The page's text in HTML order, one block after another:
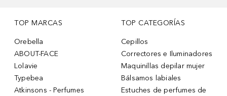
TOP MARCAS
Orebella
ABOUT-FACE
Lolavie
Typebea
Atkinsons - Perfumes
TOP CATEGORÍAS
Cepillos
Correctores e Iluminadores
Maquinillas depilar mujer
Bálsamos labiales
Estuches de perfumes de